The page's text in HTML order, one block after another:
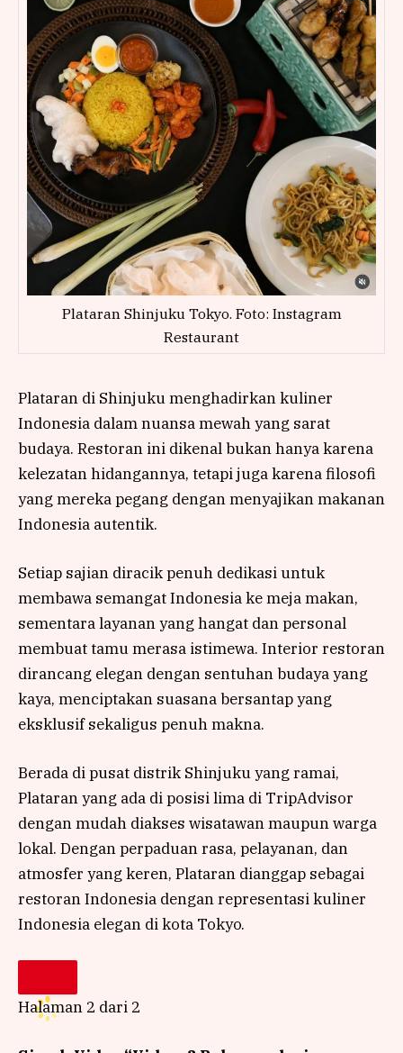
Plataran Shinjuku Tokyo. Foto: Instagram
Restaurant
Plataran di Shinjuku menghadirkan kuliner
Indonesia dalam nuansa mewah yang sarat
budaya. Restoran ini dikenal bukan hanya karena
kelezatan hidangannya, tetapi juga karena filosofi
yang mereka pegang dengan menyajikan makanan
Indonesia autentik.
Setiap sajian diracik penuh dedikasi untuk
membawa semangat Indonesia ke meja makan,
sementara layanan yang hangat dan personal
membuat tamu merasa istimewa. Interior restoran
dirancang elegan dengan sentuhan budaya yang
kaya, menciptakan suasana bersantap yang
eksklusif sekaligus penuh makna.
Berada di pusat distrik Shinjuku yang ramai,
Plataran yang ada di posisi lima di TripAdvisor
dengan mudah diakses wisatawan maupun warga
lokal. Dengan perpaduan rasa, pelayanan, dan
atmosfer yang keren, Plataran dianggap sebagai
restoran Indonesia dengan representasi kuliner
Indonesia elegan di kota Tokyo.
Halaman 2 dari 2